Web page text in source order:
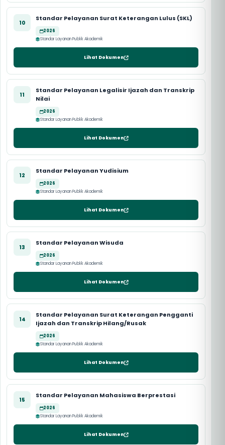
10
Standar Pelayanan Surat Keterangan Lulus (SKL)
2026
Standar Layanan Publik Akademik
Lihat Dokumen
11
Standar Pelayanan Legalisir Ijazah dan Transkrip
Nilai
2026
Standar Layanan Publik Akademik
Lihat Dokumen
12
Standar Pelayanan Yudisium
2026
Standar Layanan Publik Akademik
Lihat Dokumen
13
Standar Pelayanan Wisuda
2026
Standar Layanan Publik Akademik
Lihat Dokumen
14
Standar Pelayanan Surat Keterangan Pengganti
Ijazah dan Transkrip Hilang/Rusak
2026
Standar Layanan Publik Akademik
Lihat Dokumen
15
Standar Pelayanan Mahasiswa Berprestasi
2026
Standar Layanan Publik Akademik
Lihat Dokumen